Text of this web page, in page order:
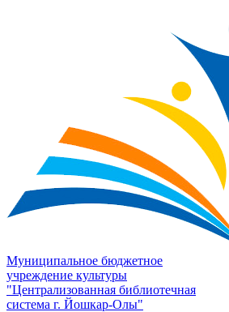
Муниципальное бюджетное
учреждение культуры
"Централизованная библиотечная
система г. Йошкар-Олы"